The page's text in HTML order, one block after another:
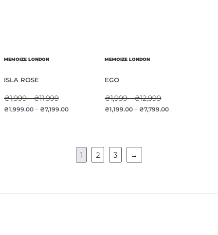
MEMOIZE LONDON
ISLA ROSE
₴1,999 - ₴11,999
₴1,999.00– ₴7,199.00
MEMOIZE LONDON
EGO
₴1,999 - ₴12,999
₴1,199.00 – ₴7,799.00
1 2 3 →